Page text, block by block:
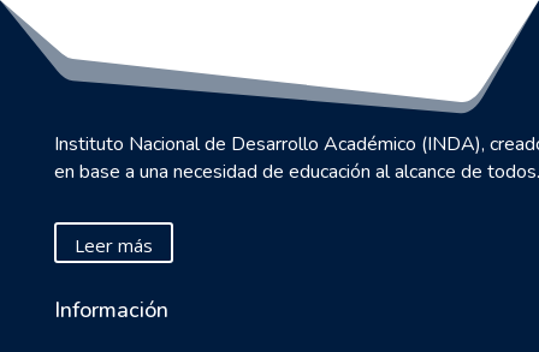
Instituto Nacional de Desarrollo Académico (INDA),
en base a una necesidad de educación al alcance de todos.
Leer más
Información